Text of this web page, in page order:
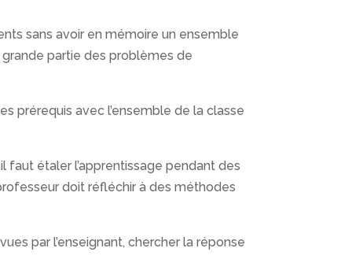
sans avoir en mémoire un ensemble
grande partie des problèmes de
prérequis avec l’ensemble de la classe
faut étaler l’apprentissage pendant des
doit réfléchir à des méthodes
par l’enseignant, chercher la réponse